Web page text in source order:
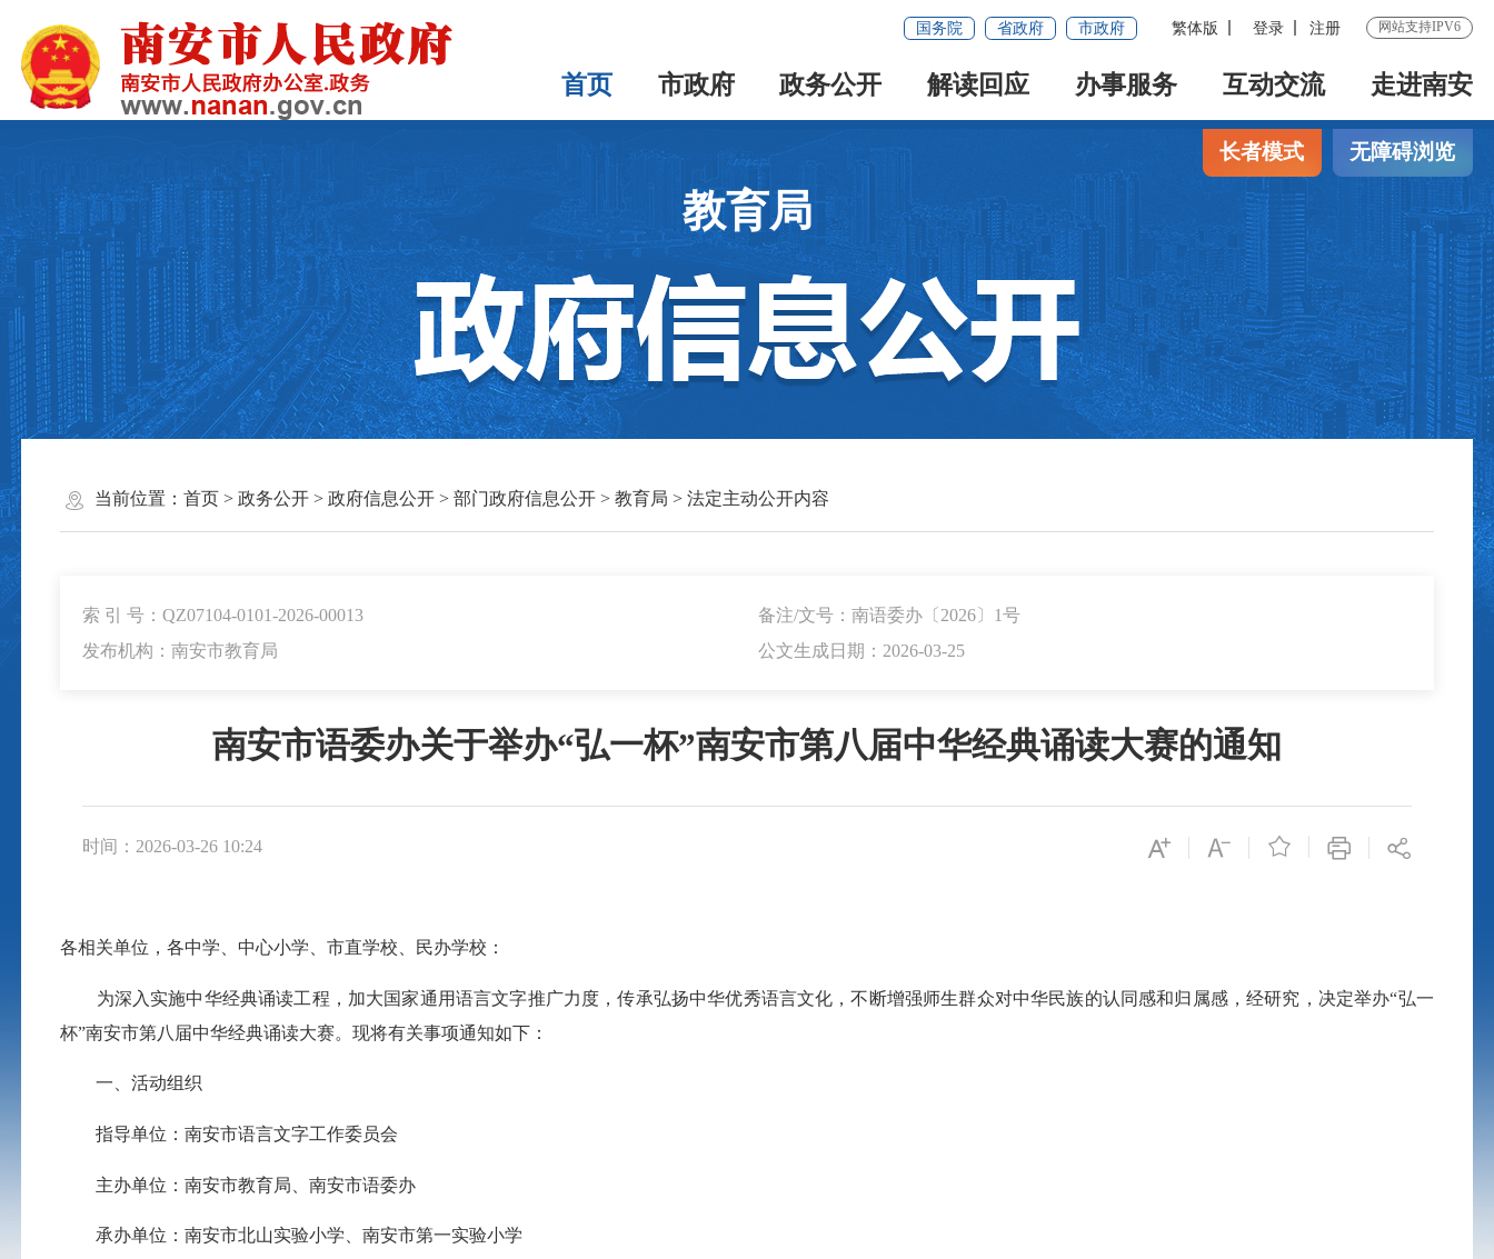
国务院 省政府 市政府 繁体版 登录 注册 网站支持IPV6
首页 市政府 政务公开 解读回应 办事服务 互动交流 走进南安
长者模式 无障碍浏览
教育局
当前位置： 首页> 政务公开> 政府信息公开> 部门政府信息公开> 教育局 > 法定主动公开内容
索 引 号：QZ07104-0101-2026-00013
备注/文号：南语委办〔2026〕1号
发布机构：南安市教育局
公文生成日期：2026-03-25
南安市语委办关于举办“弘一杯”南安市第八届中华经典诵读大赛的通知
时间：2026-03-26 10:24 
各相关单位，各中学、中心小学、市直学校、民办学校：
为深入实施中华经典诵读工程，加大国家通用语言文字推广力度，传承弘扬中华优秀语言文化，不断增强师生群众对中华民族的认同感和归属感，经研究，决定举办“弘一
杯”南安市第八届中华经典诵读大赛。现将有关事项通知如下：
一、活动组织
指导单位：南安市语言文字工作委员会
主办单位：南安市教育局、南安市语委办
承办单位：南安市北山实验小学、南安市第一实验小学